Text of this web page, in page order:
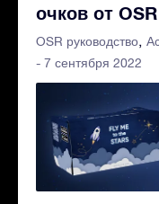
очков от OSR
OSR руководство
- 7 сентября 2022